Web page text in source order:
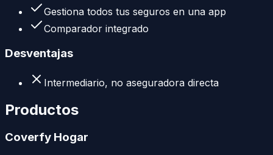
Gestiona todos tus seguros en una app
Comparador integrado
Desventajas
Intermediario, no aseguradora directa
Productos
Coverfy Hogar